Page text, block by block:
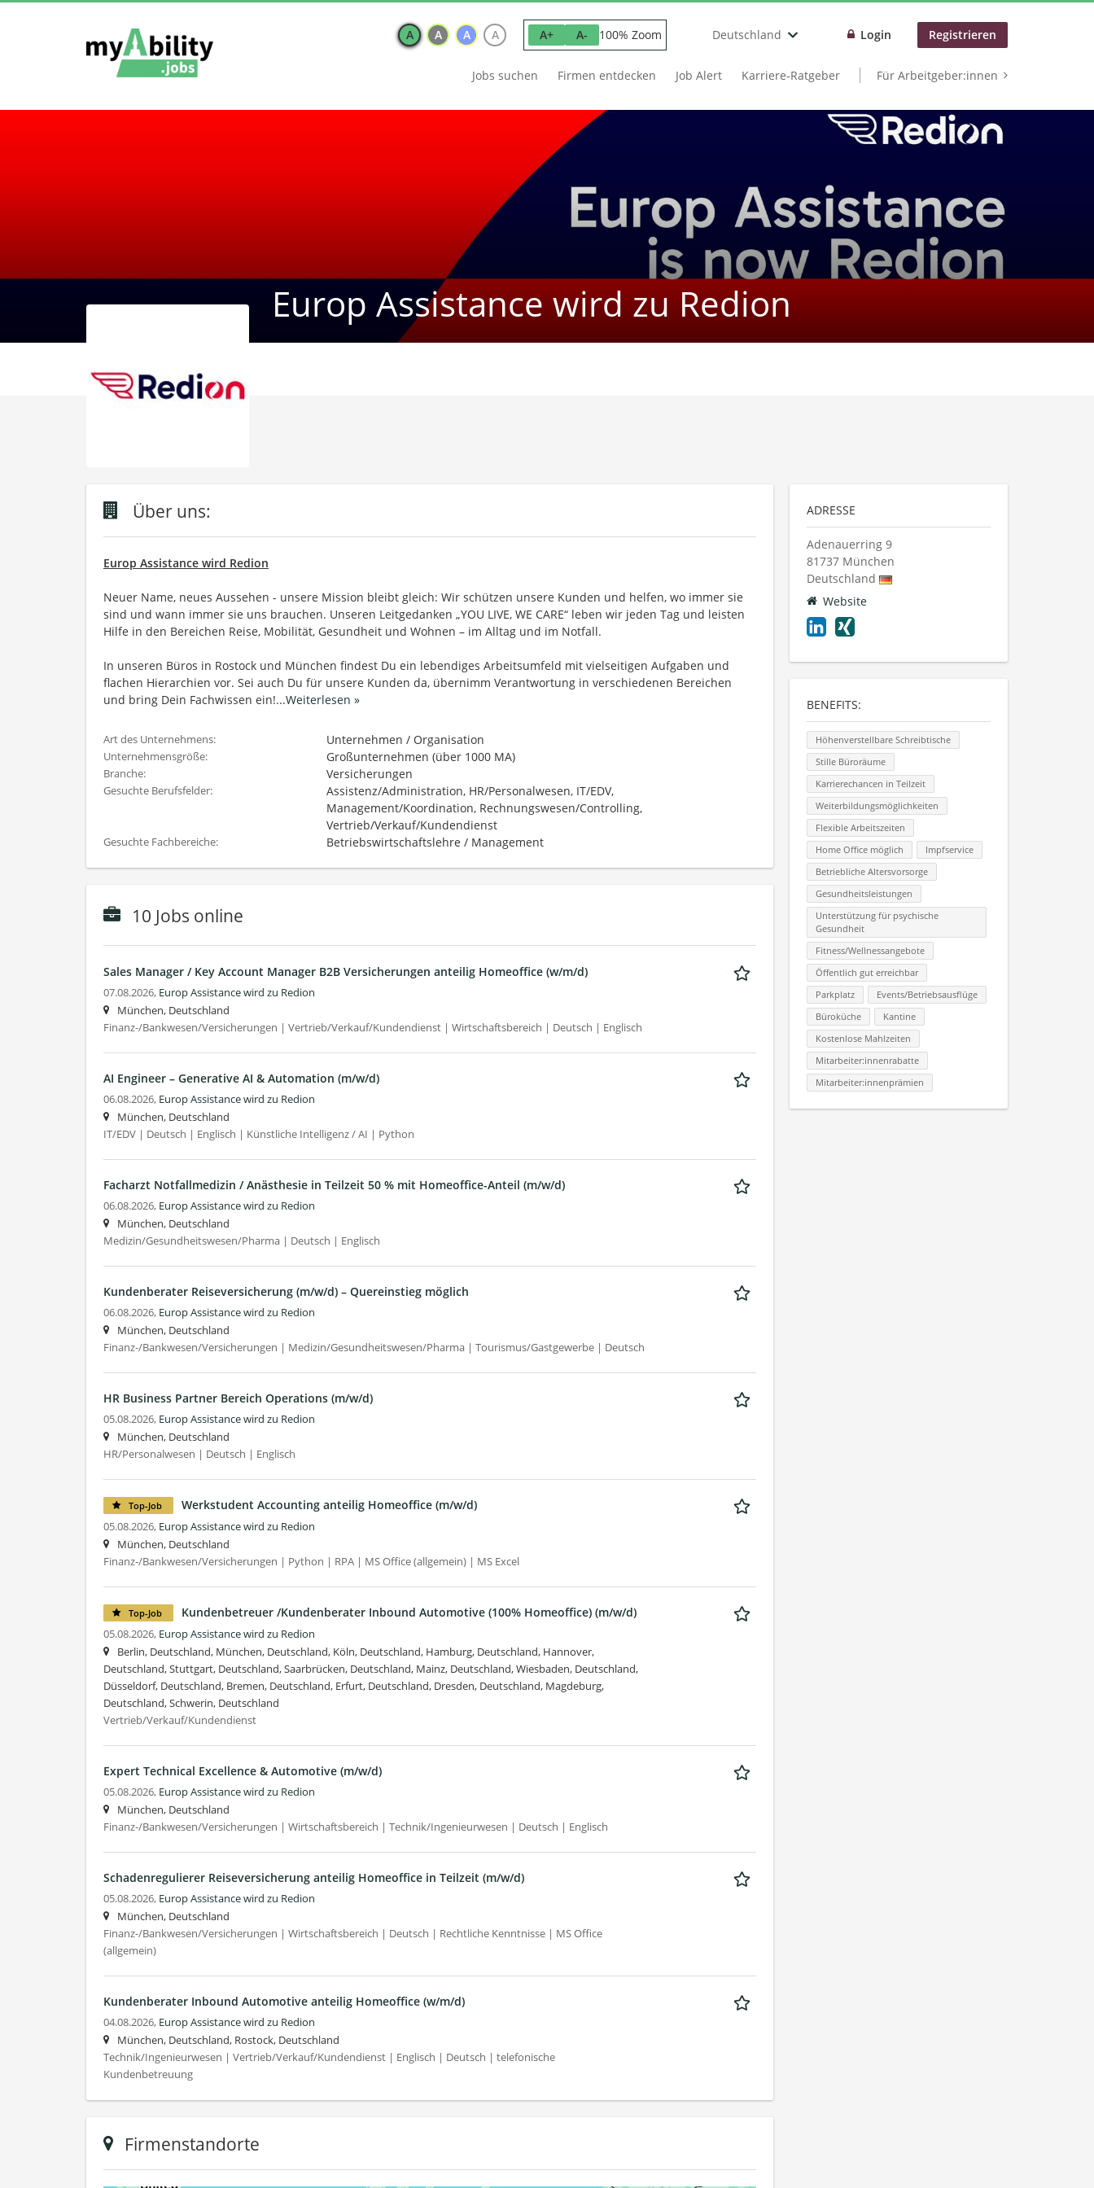
A A A A A+ A- 100% Zoom Deutschland Login Registrieren
Jobs suchen Firmen entdecken Job Alert Karriere-Ratgeber Für Arbeitgeber:innen
Europ Assistance wird zu Redion
Über uns:
Europ Assistance wird Redion
Neuer Name, neues Aussehen - unsere Mission bleibt gleich: Wir schützen unsere Kunden und helfen, wo immer sie
sind und wann immer sie uns brauchen. Unseren Leitgedanken „YOU LIVE, WE CARE“ leben wir jeden Tag und leisten
Hilfe in den Bereichen Reise, Mobilität, Gesundheit und Wohnen – im Alltag und im Notfall.
In unseren Büros in Rostock und München findest Du ein lebendiges Arbeitsumfeld mit vielseitigen Aufgaben und
flachen Hierarchien vor. Sei auch Du für unsere Kunden da, übernimm Verantwortung in verschiedenen Bereichen
und bring Dein Fachwissen ein!...Weiterlesen »
Art des Unternehmens: Unternehmen / Organisation
Unternehmensgröße: Großunternehmen (über 1000 MA)
Branche: Versicherungen
Gesuchte Berufsfelder:
Assistenz/Administration, HR/Personalwesen, IT/EDV,
Management/Koordination, Rechnungswesen/Controlling,
Vertrieb/Verkauf/Kundendienst
Gesuchte Fachbereiche: Betriebswirtschaftslehre / Management
10 Jobs online
Sales Manager / Key Account Manager B2B Versicherungen anteilig Homeoffice (w/m/d)
07.08.2026, Europ Assistance wird zu Redion
München, Deutschland
Finanz-/Bankwesen/Versicherungen | Vertrieb/Verkauf/Kundendienst | Wirtschaftsbereich | Deutsch | Englisch
AI Engineer – Generative AI & Automation (m/w/d)
06.08.2026, Europ Assistance wird zu Redion
München, Deutschland
IT/EDV | Deutsch | Englisch | Künstliche Intelligenz / AI | Python
Facharzt Notfallmedizin / Anästhesie in Teilzeit 50 % mit Homeoffice-Anteil (m/w/d)
06.08.2026, Europ Assistance wird zu Redion
München, Deutschland
Medizin/Gesundheitswesen/Pharma | Deutsch | Englisch
Kundenberater Reiseversicherung (m/w/d) – Quereinstieg möglich
06.08.2026, Europ Assistance wird zu Redion
München, Deutschland
Finanz-/Bankwesen/Versicherungen | Medizin/Gesundheitswesen/Pharma | Tourismus/Gastgewerbe | Deutsch
HR Business Partner Bereich Operations (m/w/d)
05.08.2026, Europ Assistance wird zu Redion
München, Deutschland
HR/Personalwesen | Deutsch | Englisch
Top-Job Werkstudent Accounting anteilig Homeoffice (m/w/d)
05.08.2026, Europ Assistance wird zu Redion
München, Deutschland
Finanz-/Bankwesen/Versicherungen | Python | RPA | MS Office (allgemein) | MS Excel
Top-Job Kundenbetreuer /Kundenberater Inbound Automotive (100% Homeoffice) (m/w/d)
05.08.2026, Europ Assistance wird zu Redion
Berlin, Deutschland, München, Deutschland, Köln, Deutschland, Hamburg, Deutschland, Hannover,
Deutschland, Stuttgart, Deutschland, Saarbrücken, Deutschland, Mainz, Deutschland, Wiesbaden, Deutschland,
Düsseldorf, Deutschland, Bremen, Deutschland, Erfurt, Deutschland, Dresden, Deutschland, Magdeburg,
Deutschland, Schwerin, Deutschland
Vertrieb/Verkauf/Kundendienst
Expert Technical Excellence & Automotive (m/w/d)
05.08.2026, Europ Assistance wird zu Redion
München, Deutschland
Finanz-/Bankwesen/Versicherungen | Wirtschaftsbereich | Technik/Ingenieurwesen | Deutsch | Englisch
Schadenregulierer Reiseversicherung anteilig Homeoffice in Teilzeit (m/w/d)
05.08.2026, Europ Assistance wird zu Redion
München, Deutschland
Finanz-/Bankwesen/Versicherungen | Wirtschaftsbereich | Deutsch | Rechtliche Kenntnisse | MS Office
(allgemein)
Kundenberater Inbound Automotive anteilig Homeoffice (w/m/d)
04.08.2026, Europ Assistance wird zu Redion
München, Deutschland, Rostock, Deutschland
Technik/Ingenieurwesen | Vertrieb/Verkauf/Kundendienst | Englisch | Deutsch | telefonische
Kundenbetreuung
Firmenstandorte
ADRESSE
Adenauerring 9
81737 München
Deutschland
Website
BENEFITS:
Höhenverstellbare Schreibtische
Stille Büroräume
Karrierechancen in Teilzeit
Weiterbildungsmöglichkeiten
Flexible Arbeitszeiten
Home Office möglich
Impfservice
Betriebliche Altersvorsorge
Gesundheitsleistungen
Unterstützung für psychische
Gesundheit
Fitness/Wellnessangebote
Öffentlich gut erreichbar
Parkplatz
Events/Betriebsausflüge
Büroküche
Kantine
Kostenlose Mahlzeiten
Mitarbeiter:innenrabatte
Mitarbeiter:innenprämien